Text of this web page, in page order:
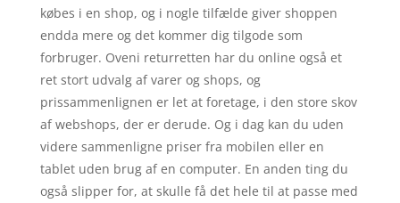
købes i en shop, og i nogle tilfælde giver shoppen
endda mere og det kommer dig tilgode som
forbruger. Oveni returretten har du online også et
ret stort udvalg af varer og shops, og
prissammenlignen er let at foretage, i den store skov
af webshops, der er derude. Og i dag kan du uden
videre sammenligne priser fra mobilen eller en
tablet uden brug af en computer. En anden ting du
også slipper for, at skulle få det hele til at passe med